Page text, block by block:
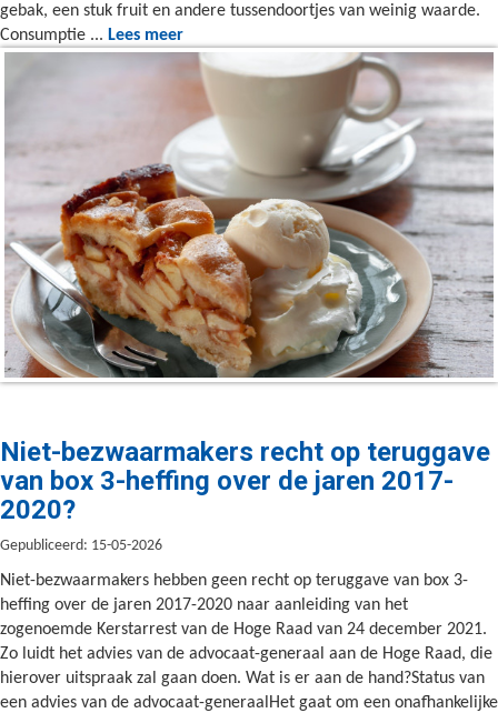
gebak, een stuk fruit en andere tussendoortjes van weinig waarde.
Consumptie ... Lees meer
Niet-bezwaarmakers recht op teruggave
van box 3-heffing over de jaren 2017-
2020?
Gepubliceerd: 15-05-2026
Niet-bezwaarmakers hebben geen recht op teruggave van box 3-
heffing over de jaren 2017-2020 naar aanleiding van het
zogenoemde Kerstarrest van de Hoge Raad van 24 december 2021.
Zo luidt het advies van de advocaat-generaal aan de Hoge Raad, die
hierover uitspraak zal gaan doen. Wat is er aan de hand?Status van
een advies van de advocaat-generaalHet gaat om een onafhankelijke